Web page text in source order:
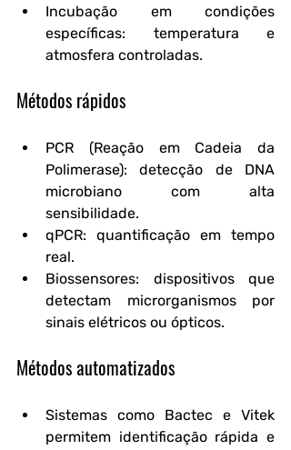
Incubação em condições
específicas: temperatura e
atmosfera controladas.
Métodos rápidos
PCR (Reação em Cadeia da
Polimerase): detecção de DNA
microbiano com alta
sensibilidade.
qPCR: quantificação em tempo
real.
Biossensores: dispositivos que
detectam microrganismos por
sinais elétricos ou ópticos.
Métodos automatizados
Sistemas como Bactec e Vitek
permitem identificação rápida e